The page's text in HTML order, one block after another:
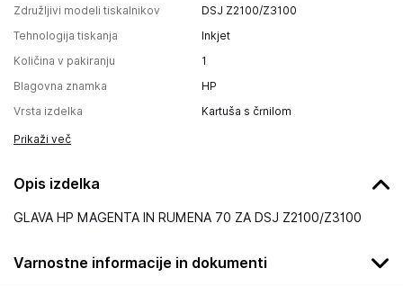
Združljivi modeli tiskalnikov
DSJ Z2100/Z3100
Tehnologija tiskanja
Inkjet
Količina v pakiranju
1
Blagovna znamka
HP
Vrsta izdelka
Kartuša s črnilom
Prikaži več
Opis izdelka
GLAVA HP MAGENTA IN RUMENA 70 ZA DSJ Z2100/Z3100
Varnostne informacije in dokumenti